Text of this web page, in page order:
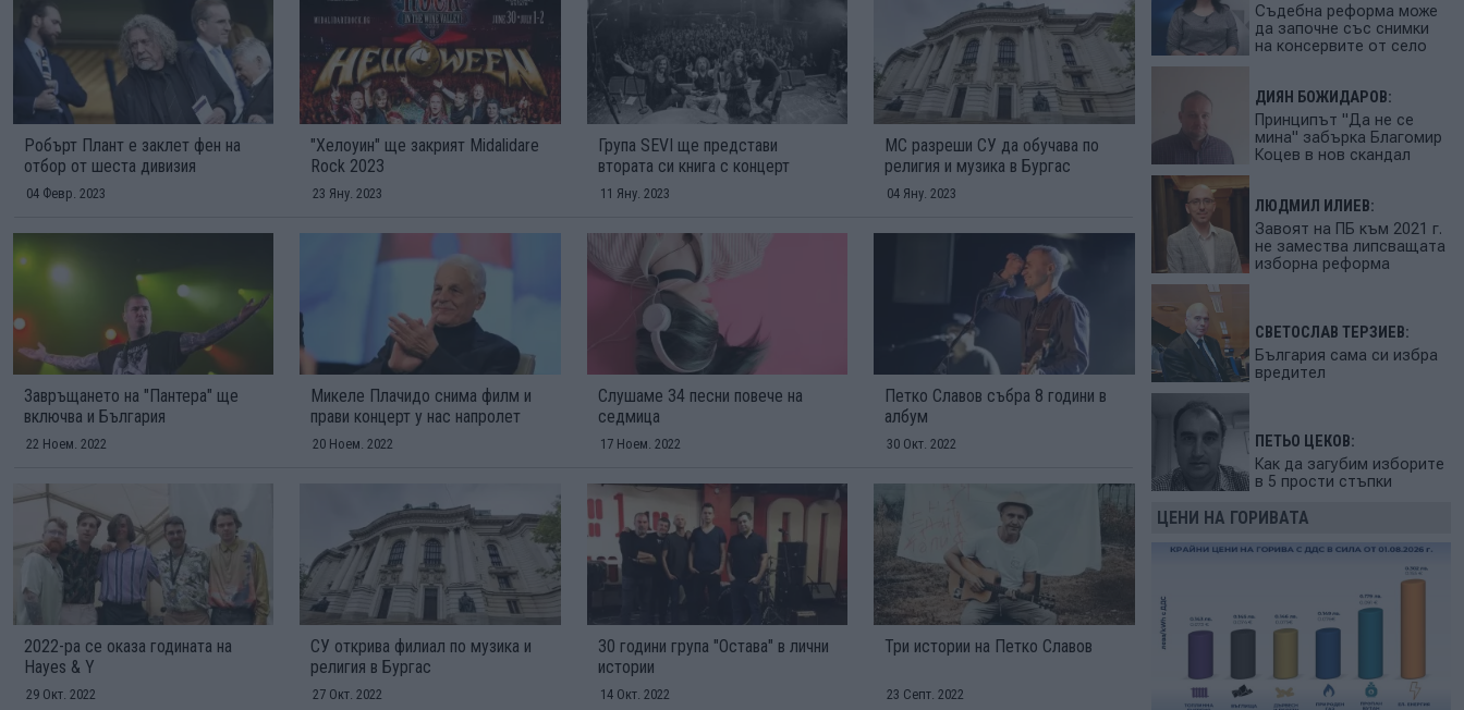
Робърт Плант е заклет фен на
отбор от шеста дивизия
04 Февр. 2023
"Хелоуин" ще закрият Midalidare
Rock 2023
23 Яну. 2023
Група SEVI ще представи
втората си книга с концерт
11 Яну. 2023
МС разреши СУ да обучава по
религия и музика в Бургас
04 Яну. 2023
Завръщането на "Пантера" ще
включва и България
22 Ноем. 2022
Микеле Плачидо снима филм и
прави концерт у нас напролет
20 Ноем. 2022
Слушаме 34 песни повече на
седмица
17 Ноем. 2022
Петко Славов събра 8 години в
албум
30 Окт. 2022
2022-ра се оказа годината на
Hayes & Y
29 Окт. 2022
СУ открива филиал по музика и
религия в Бургас
27 Окт. 2022
30 години група "Остава" в лични
истории
14 Окт. 2022
Три истории на Петко Славов
23 Септ. 2022
Съдебна реформа може
да започне със снимки
на консервите от село
ДИЯН БОЖИДАРОВ:
Принципът "Да не се
мина" забърка Благомир
Коцев в нов скандал
ЛЮДМИЛ ИЛИЕВ:
Завоят на ПБ към 2021 г.
не замества липсващата
изборна реформа
СВЕТОСЛАВ ТЕРЗИЕВ:
България сама си избра
вредител
ПЕТЬО ЦЕКОВ:
Как да загубим изборите
в 5 прости стъпки
ЦЕНИ НА ГОРИВАТА